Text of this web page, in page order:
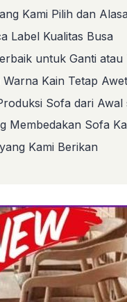
Kami Pilih dan
Label Kualitas Busa
untuk Ganti atau
Warna Kain Tetap Awet
Sofa dari Awal
Membedakan Sofa
Kami Berikan